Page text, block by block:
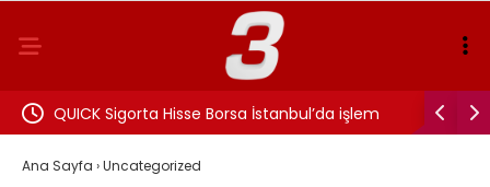
QUICK Sigorta Hisse Borsa İstanbul’da işlem
görmeye başladı!
Behçet
Ana Sayfa ›Uncategorized